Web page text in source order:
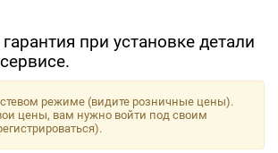
при установке детали
режиме (видите розничные цены).
цены, вам нужно войти под своим